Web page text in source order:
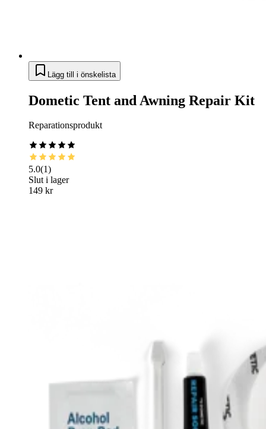
Lägg till i önskelista
Dometic Tent and Awning Repair Kit
Reparationsprodukt
5.0(1)
Slut i lager
149 kr